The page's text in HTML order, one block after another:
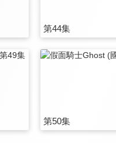
第44集
第50集